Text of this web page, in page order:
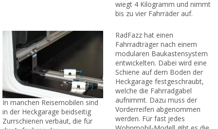
wiegt 4 Kilogramm und nimmt
bis zu vier Fahrräder auf.
In manchen Reisemobilen sind
in der Heckgarage beidseitig
Zurrschienen verbaut, die für
RadFazz hat einen
Fahrradträger nach einem
modularen Baukastensystem
entwickelten. Dabei wird eine
Schiene auf dem Boden der
Heckgarage festgeschraubt,
welche die Fahrradgabel
aufnimmt. Dazu muss der
Vorderreifen abgenommen
werden. Für fast jedes